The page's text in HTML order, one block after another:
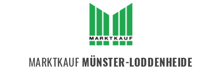
MARKTKAUF MÜNSTER-LODDENHEIDE